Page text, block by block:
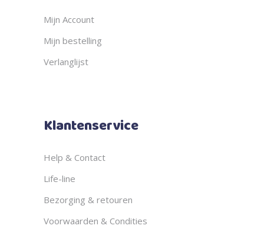
Mijn Account
Mijn bestelling
Verlanglijst
Klantenservice
Help & Contact
Life-line
Bezorging & retouren
Voorwaarden & Condities